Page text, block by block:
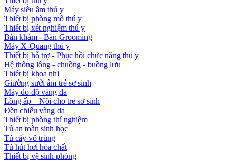
Máy siêu âm thú y
Thiết bị phòng mổ thú y
Thiết bị xét nghiệm thú y
Bàn khám - Bàn Grooming
Máy X-Quang thú y
Thiết bị hỗ trợ - Phục hồi chức năng thú y
Hệ thống lồng - chuồng - buồng lưu
Thiết bị khoa nhi
Giường sưởi ấm trẻ sơ sinh
Máy đo độ vàng da
Lồng ấp – Nôi cho trẻ sơ sinh
Đèn chiếu vàng da
Thiết bị phòng thí nghiệm
Tủ an toàn sinh học
Tủ cấy vô trùng
Tủ hút hơi hóa chất
Thiết bị vệ sinh phòng